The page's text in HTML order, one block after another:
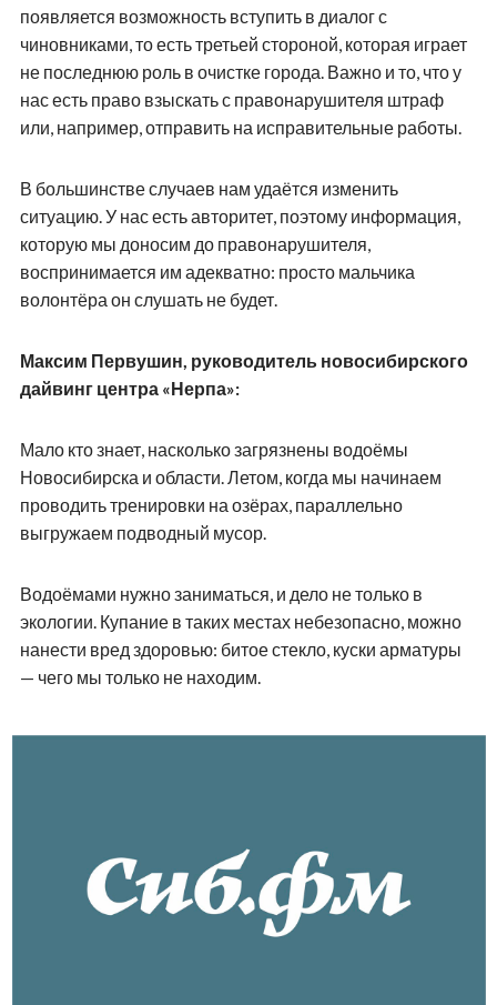
появляется возможность вступить в диалог с
чиновниками, то есть третьей стороной, которая играет
не последнюю роль в очистке города. Важно и то, что у
нас есть право взыскать с правонарушителя штраф
или, например, отправить на исправительные работы.
В большинстве случаев нам удаётся изменить
ситуацию. У нас есть авторитет, поэтому информация,
которую мы доносим до правонарушителя,
воспринимается им адекватно: просто мальчика
волонтёра он слушать не будет.
Максим Первушин, руководитель новосибирского
дайвинг центра «Нерпа»:
Мало кто знает, насколько загрязнены водоёмы
Новосибирска и области. Летом, когда мы начинаем
проводить тренировки на озёрах, параллельно
выгружаем подводный мусор.
Водоёмами нужно заниматься, и дело не только в
экологии. Купание в таких местах небезопасно, можно
нанести вред здоровью: битое стекло, куски арматуры
— чего мы только не находим.